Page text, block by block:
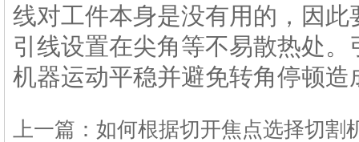
线对工件本身是没有用的，因
引线设置在尖角等不易散热处
机器运动平稳并避免转角停顿造
上一篇： 如何根据切开焦点选择切割